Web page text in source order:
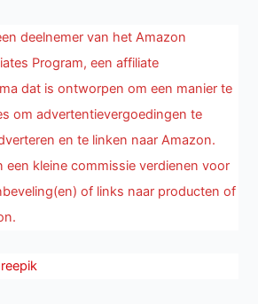
deelnemer van het Amazon
Program, een affiliate
dat is ontworpen om een manier te
om advertentievergoedingen te
en te linken naar Amazon.
een kleine commissie verdienen voor
of links naar producten of